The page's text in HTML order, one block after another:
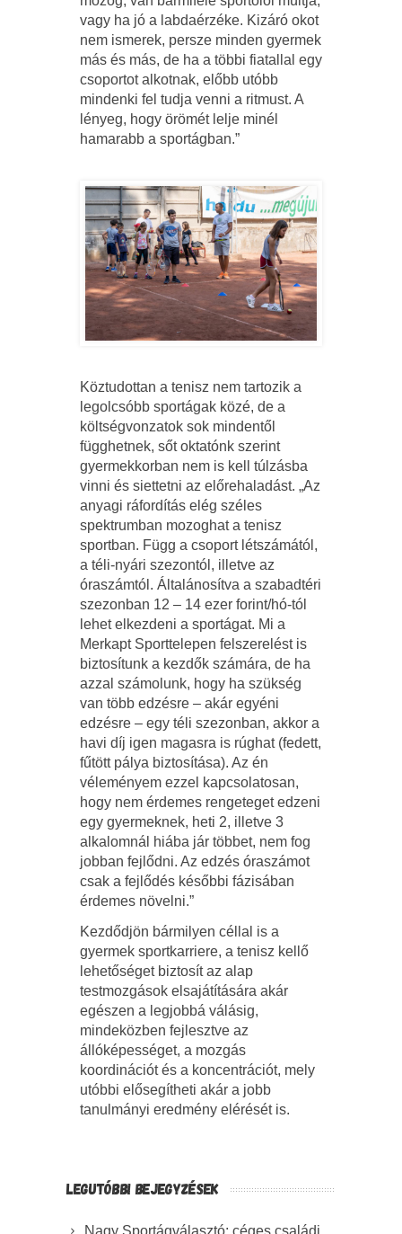
vagy ha jó a labdaérzéke. Kizáró okot
nem ismerek, persze minden gyermek
más és más, de ha a többi fiatallal egy
csoportot alkotnak, előbb utóbb
mindenki fel tudja venni a ritmust. A
lényeg, hogy örömét lelje minél
hamarabb a sportágban.”
Köztudottan a tenisz nem tartozik a
legolcsóbb sportágak közé, de a
költségvonzatok sok mindentől
függhetnek, sőt oktatónk szerint
gyermekkorban nem is kell túlzásba
vinni és siettetni az előrehaladást. „Az
anyagi ráfordítás elég széles
spektrumban mozoghat a tenisz
sportban. Függ a csoport létszámától,
a téli-nyári szezontól, illetve az
óraszámtól. Általánosítva a szabadtéri
szezonban 12 – 14 ezer forint/hó-tól
lehet elkezdeni a sportágat. Mi a
Merkapt Sporttelepen felszerelést is
biztosítunk a kezdők számára, de ha
azzal számolunk, hogy ha szükség
van több edzésre – akár egyéni
edzésre – egy téli szezonban, akkor a
havi díj igen magasra is rúghat (fedett,
fűtött pálya biztosítása). Az én
véleményem ezzel kapcsolatosan,
hogy nem érdemes rengeteget edzeni
egy gyermeknek, heti 2, illetve 3
alkalomnál hiába jár többet, nem fog
jobban fejlődni. Az edzés óraszámot
csak a fejlődés későbbi fázisában
érdemes növelni.”
Kezdődjön bármilyen céllal is a
gyermek sportkarriere, a tenisz kellő
lehetőséget biztosít az alap
testmozgások elsajátítására akár
egészen a legjobbá válásig,
mindeközben fejlesztve az
állóképességet, a mozgás
koordinációt és a koncentrációt, mely
utóbbi elősegítheti akár a jobb
tanulmányi eredmény elérését is.
LEGUTÓBBI BEJEGYZÉSEK